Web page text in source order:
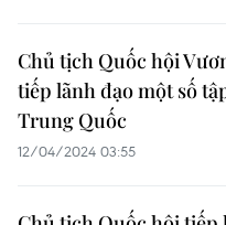
Chủ tịch Quốc hội
tiếp lãnh đạo một số
Trung Quốc
12/04/2024 03:55